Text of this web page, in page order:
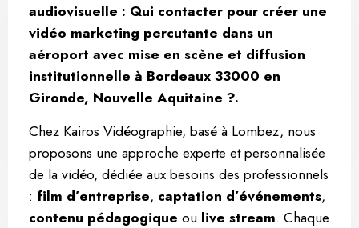
audiovisuelle : Qui contacter pour créer une
vidéo marketing percutante dans un
aéroport avec mise en scène et diffusion
institutionnelle à Bordeaux 33000 en
Gironde, Nouvelle Aquitaine ?.
Chez Kairos Vidéographie, basé à Lombez, nous
proposons une approche experte et personnalisée
de la vidéo, dédiée aux besoins des professionnels
: film d’entreprise, captation d’événements,
contenu pédagogique ou live stream. Chaque